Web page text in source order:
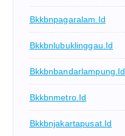
Bkkbnpagaralam.id
Bkkbnlubuklinggau.id
Bkkbnbandarlampung.id
Bkkbnmetro.id
Bkkbnjakartapusat.id